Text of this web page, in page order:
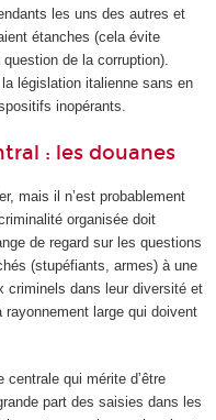
les uns des autres et
étanches (cela évite
de la corruption).
législation italienne sans en
inopérants.
: les douanes
mais il n’est probablement
organisée doit
de regard sur les questions
(stupéfiants, armes) à une
criminels dans leur diversité et
large qui doivent
qui mérite d’être
part des saisies dans les